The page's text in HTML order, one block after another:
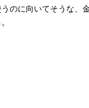
のに向いてそうな、